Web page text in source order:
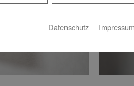
Datenschutz Impressum